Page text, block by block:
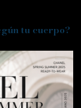
tu cuerpo?